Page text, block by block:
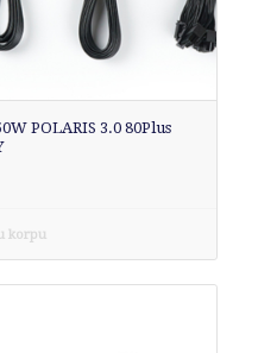
POLARIS 3.0 80Plus
korpu